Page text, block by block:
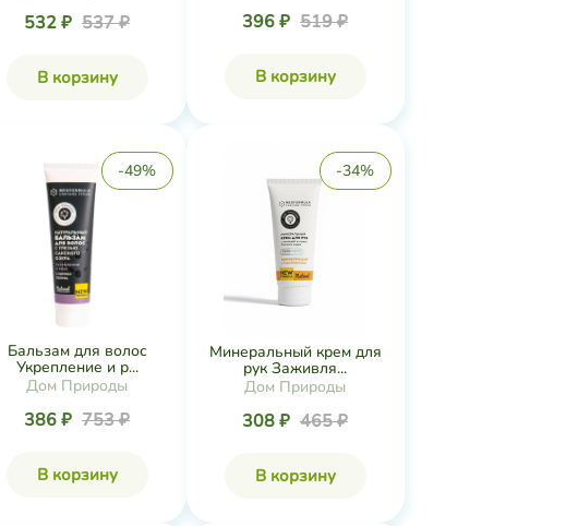
532 ₽ 537 ₽
В корзину
396 ₽ 519 ₽
В корзину
-49%
Бальзам для волос
Укрепление и р...
Дом Природы
386 ₽ 753 ₽
В корзину
-34%
Минеральный крем для
рук Заживля...
Дом Природы
308 ₽ 465 ₽
В корзину